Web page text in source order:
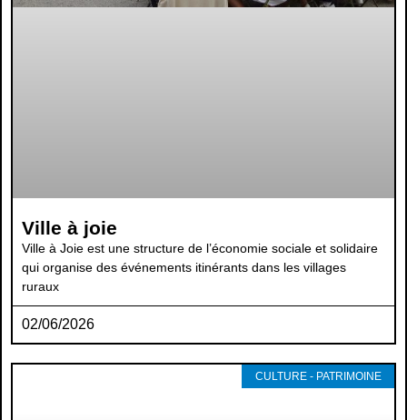
Ville à joie
Ville à Joie est une structure de l’économie sociale et solidaire
qui organise des événements itinérants dans les villages
ruraux
02/06/2026
CULTURE - PATRIMOINE